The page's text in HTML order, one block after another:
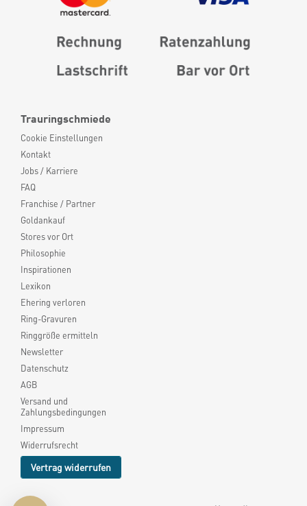
Trauringschmiede
Cookie Einstellungen
Kontakt
Jobs / Karriere
FAQ
Franchise / Partner
Goldankauf
Stores vor Ort
Philosophie
Inspirationen
Lexikon
Ehering verloren
Ring-Gravuren
Ringgröße ermitteln
Newsletter
Datenschutz
AGB
Versand und
Zahlungsbedingungen
Impressum
Widerrufsrecht
Vertrag widerrufen